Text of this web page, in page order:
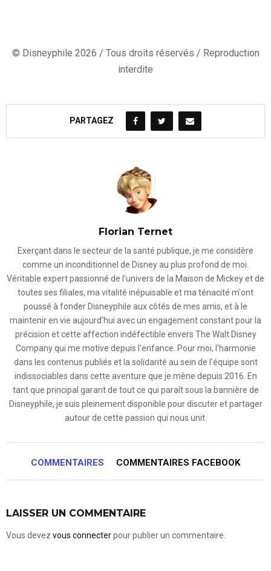
© Disneyphile 2026 / Tous droits réservés / Reproduction
interdite
PARTAGEZ
Florian Ternet
Exerçant dans le secteur de la santé publique, je me considère
comme un inconditionnel de Disney au plus profond de moi.
Véritable expert passionné de l'univers de la Maison de Mickey et de
toutes ses filiales, ma vitalité inépuisable et ma ténacité m'ont
poussé à fonder Disneyphile aux côtés de mes amis, et à le
maintenir en vie aujourd'hui avec un engagement constant pour la
précision et cette affection indéfectible envers The Walt Disney
Company qui me motive depuis l'enfance. Pour moi, l'harmonie
dans les contenus publiés et la solidarité au sein de l'équipe sont
indissociables dans cette aventure que je mène depuis 2016. En
tant que principal garant de tout ce qui paraît sous la bannière de
Disneyphile, je suis pleinement disponible pour discuter et partager
autour de cette passion qui nous unit.
COMMENTAIRES COMMENTAIRES FACEBOOK
LAISSER UN COMMENTAIRE
Vous devez vous connecterpour publier un commentaire.